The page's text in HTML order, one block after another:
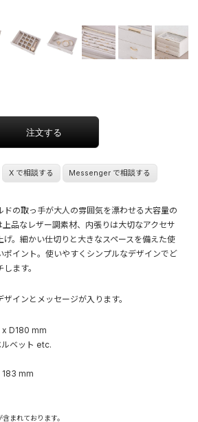
X で相談する Messenger で相談する
ドの取っ手が大人の雰囲気を漂わせる大容量の
品なレザー調素材、内張りは大切なアクセサ
げ。細かい仕切りと大きなスペースを備えた使
ポイント。使いやすくシンプルなデザインでど
ます。
インとメッセージが入ります。
x D180 mm
ベット etc.
183 mm
まれております。